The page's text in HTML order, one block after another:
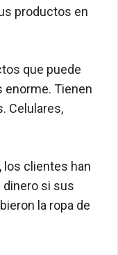
productos en
que puede
enorme. Tienen
Celulares,
los clientes han
dinero si sus
la ropa de